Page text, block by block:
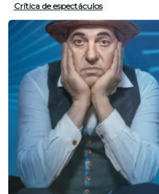
Crítica de espectáculos